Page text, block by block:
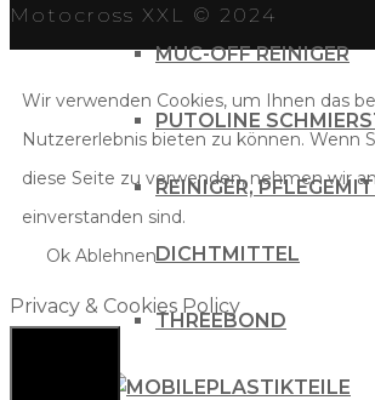
MUC-OFF REINIGER
PUTOLINE
REINIGER,
DICHTMITTEL
THREEBOND
PLASTIKTEILE
Motocross XXL © 2024
Wir verwenden Cookies, um Ihnen das
Nutzererlebnis bieten zu können. Wenn
diese Seite zu verwenden, nehmen wir
einverstanden sind.
Ok Ablehnen
Privacy & Cookies Policy